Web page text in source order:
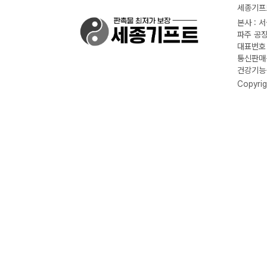
세종기
본사 :
파주 공
대표번
통신판
건강기